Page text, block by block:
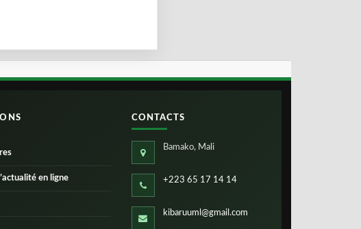
en ligne
CONTACTS
Bamako, Mali
+223 65 17 14 14
kibaruuml@gmail.com